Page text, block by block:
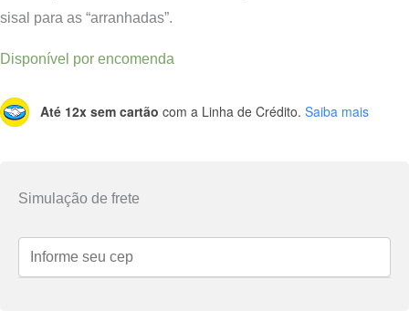
sisal para as “arranhadas”.
Disponível por encomenda
Até 12x sem cartão com a Linha de Crédito. Saiba mais
Simulação de frete